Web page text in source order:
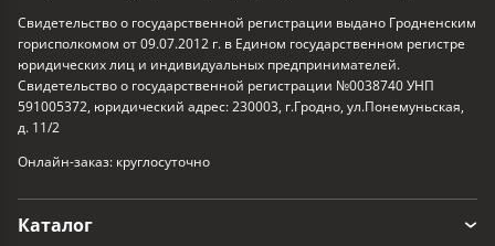
Свидетельство о государственной регистрации выдано Гродненским
горисполкомом от 09.07.2012 г. в Едином государственном регистре
юридических лиц и индивидуальных предпринимателей.
Свидетельство о государственной регистрации №0038740 УНП
591005372, юридический адрес: 230003, г.Гродно, ул.Понемуньская,
д. 11/2
Онлайн-заказ: круглосуточно
Каталог